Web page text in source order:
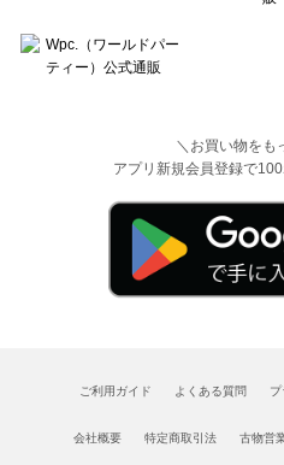
＼お買い物をも
アプリ新規会員登録で
ご利用ガイド よくある質問
会社概要 特定商取引法 古物営